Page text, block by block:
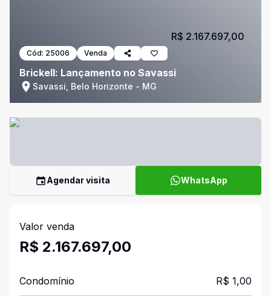
Cód: 25006 Venda
Brickell: Lançamento no Savassi
Savassi, Belo Horizonte - MG
R$ 2.167.697,00
Agendar visita WhatsApp
Valor venda
R$ 2.167.697,00
Condomínio R$ 1,00